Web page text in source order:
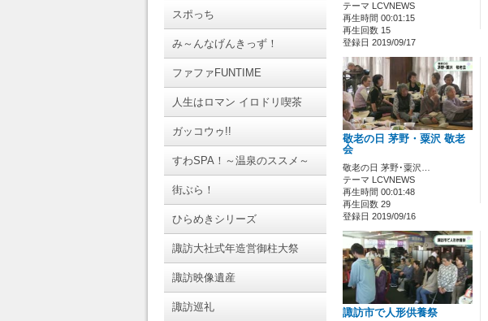
スポっち
み～んなげんきっず！
ファファFUNTIME
人生はロマン イロドリ喫茶
ガッコウゥ!!
すわSPA！～温泉のススメ～
街ぶら！
ひらめきシリーズ
諏訪大社式年造営御柱大祭
諏訪映像遺産
諏訪巡礼
テーマ LCVNEWS
再生時間 00:01:15
再生回数 15
登録日 2019/09/17
敬老の日 茅野・粟沢 敬老
会
敬老の日 茅野･粟沢…
テーマ LCVNEWS
再生時間 00:01:48
再生回数 29
登録日 2019/09/16
諏訪市で人形供養祭